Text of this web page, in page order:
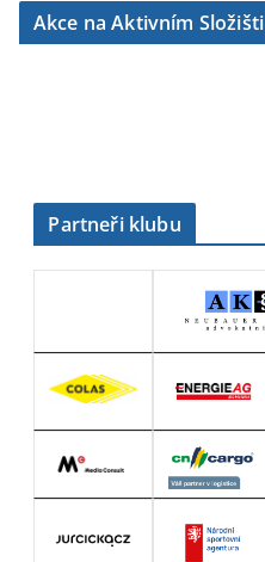
Akce na Aktivním Složišti
Partneři klubu